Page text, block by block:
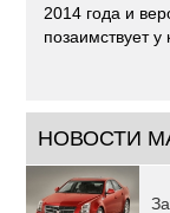
2014 года и
позаимствует у
НОВОСТИ